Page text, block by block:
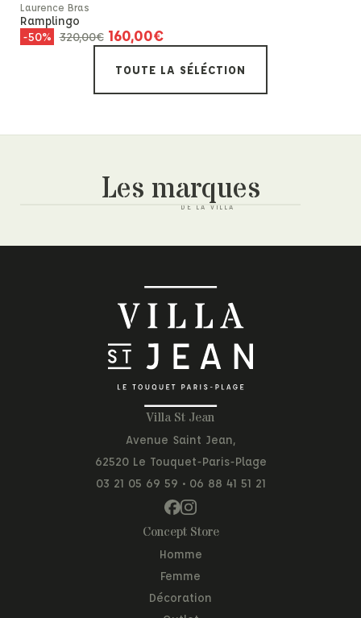
Laurence Bras
Ramplingo
-50% 320,00€ 160,00€
TOUTE LA SÉLÉCTION
Les marques
Villa St Jean
Avenue Saint Jean,
62520 Le Touquet-Paris-Plage
03 21 05 69 59 • 06 88 41 51 21
Concept Store
Homme
Femme
Décoration